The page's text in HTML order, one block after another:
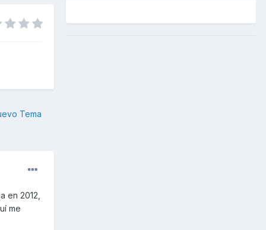
Tema
en 2012,
me